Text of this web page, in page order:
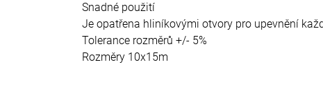
Snadné použití
Je opatřena hliníkovými otvory pro upevnění
Tolerance rozměrů +/- 5%
Rozměry 10x15m